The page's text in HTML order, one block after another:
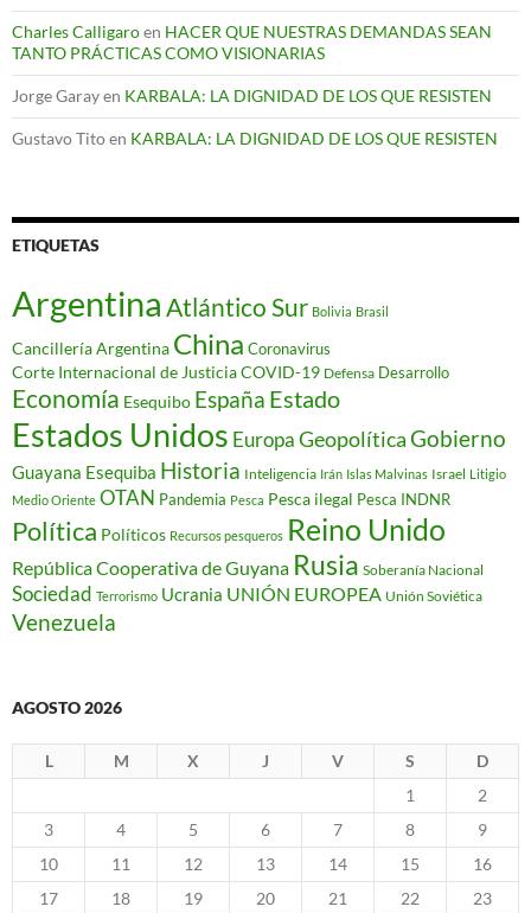
Charles Calligaroen HACER QUE NUESTRAS DEMANDAS SEAN
TANTO PRÁCTICAS COMO VISIONARIAS
Jorge Garayen KARBALA: LA DIGNIDAD DE LOS QUE RESISTEN
Gustavo Titoen KARBALA: LA DIGNIDAD DE LOS QUE RESISTEN
ETIQUETAS
Argentina Atlántico Sur Bolivia Brasil
Cancillería Argentina China Coronavirus
Corte Internacional de JusticiaCOVID-19 Defensa Desarrollo
Economía Esequibo España Estado
Estados Unidos EuropaGeopolíticaGobierno
Guayana Esequiba Historia Inteligencia Irán Islas Malvinas Israel Litigio
Medio Oriente OTAN Pandemia Pesca Pesca ilegal Pesca INDNR
Política Políticos Recursos pesqueros Reino Unido
República Cooperativa de Guyana Rusia Soberanía Nacional
Sociedad Terrorismo Ucrania UNIÓN EUROPEA Unión Soviética
Venezuela
AGOSTO 2026
L M X J V S
D
1
2
3
4 5 6 7 8
9
10
11 12 13 14 15
16
17
18 19 20 21 22
23